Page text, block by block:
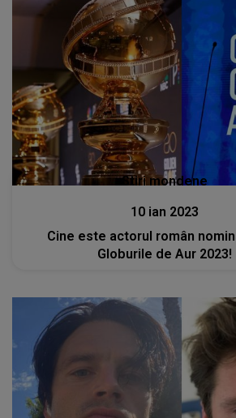
Stiri mondene
10 ian 2023
Cine este actorul român
Globurile de Aur 2023!